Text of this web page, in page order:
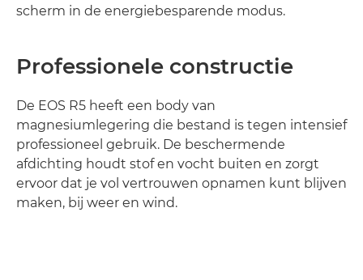
scherm in de energiebesparende modus.
Professionele constructie
De EOS R5 heeft een body van
magnesiumlegering die bestand is tegen intensief
professioneel gebruik. De beschermende
afdichting houdt stof en vocht buiten en zorgt
ervoor dat je vol vertrouwen opnamen kunt blijven
maken, bij weer en wind.